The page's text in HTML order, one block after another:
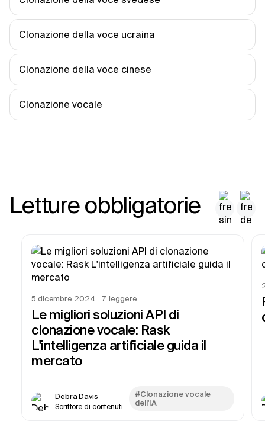
Clonazione della voce ucraina
Clonazione della voce cinese
Clonazione vocale
Letture obbligatorie
5 dicembre 2024 7 leggere
Le migliori soluzioni API di
clonazione vocale: Rask
L'intelligenza artificiale guida il
mercato
Debra Davis
Scrittore di contenuti
#Clonazione vocale
dell'IA